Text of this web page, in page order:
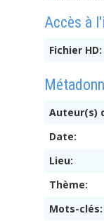
Accès à
Fichier HD:
Auteur(s)
Date:
Lieu:
Thème:
Mots-clés: